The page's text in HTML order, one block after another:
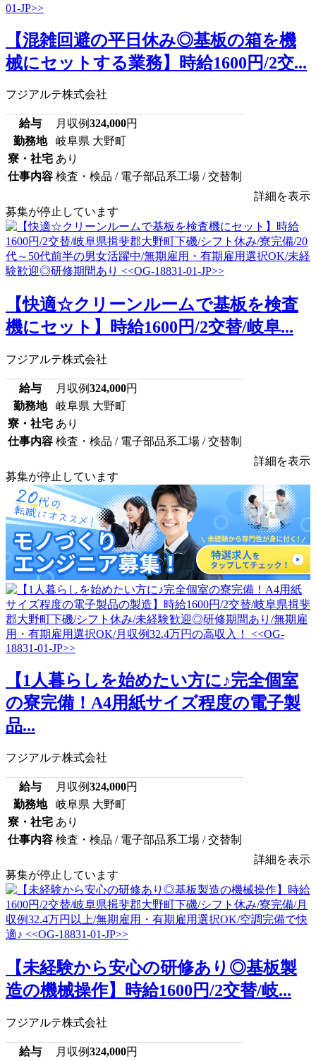
【混雑回避の平日休み◎基板の箱を機
械にセットする業務】時給1600円/2交...
フジアルテ株式会社
給与 月収例324,000円
勤務地
岐阜県 大野町
寮・社宅 あり
仕事内容 検査・検品 / 電子部品系工場 / 交替制
詳細を表示
募集が停止しています
【快適☆クリーンルームで基板を検査
機にセット】時給1600円/2交替/岐阜...
フジアルテ株式会社
給与 月収例324,000円
勤務地
岐阜県 大野町
寮・社宅 あり
仕事内容 検査・検品 / 電子部品系工場 / 交替制
詳細を表示
募集が停止しています
【1人暮らしを始めたい方に♪完全個室
の寮完備！A4用紙サイズ程度の電子製
品...
フジアルテ株式会社
給与 月収例324,000円
勤務地
岐阜県 大野町
寮・社宅 あり
仕事内容 検査・検品 / 電子部品系工場 / 交替制
詳細を表示
募集が停止しています
【未経験から安心の研修あり◎基板製
造の機械操作】時給1600円/2交替/岐...
フジアルテ株式会社
給与 月収例324,000円